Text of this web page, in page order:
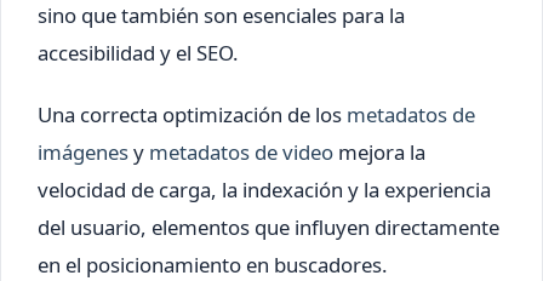
sino que también son esenciales para la
accesibilidad y el SEO.
Una correcta optimización de los metadatos de
imágenesy metadatos de video mejora la
velocidad de carga, la indexación y la experiencia
del usuario, elementos que influyen directamente
en el posicionamiento en buscadores.